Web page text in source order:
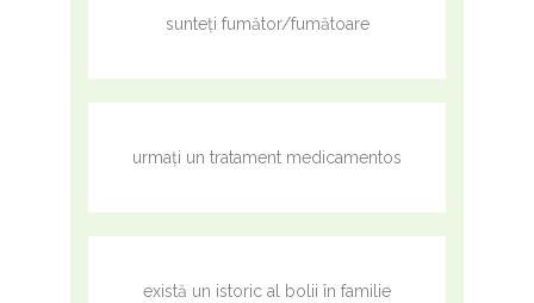
sunteți fumător/fumătoare
urmați un tratament medicamentos
există un istoric al bolii în familie